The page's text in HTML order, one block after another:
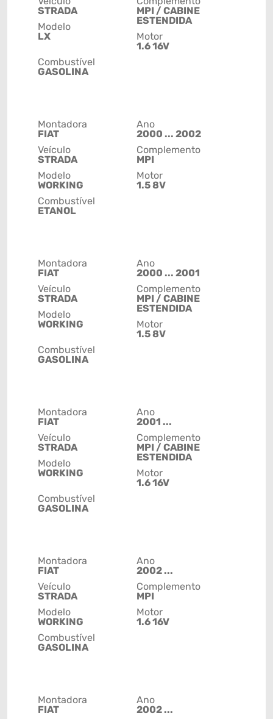
STRADA
Modelo
LX
MPI / CABINE
ESTENDIDA
Motor
1.6 16V
Combustível
GASOLINA
Montadora
FIAT
Veículo
STRADA
Modelo
WORKING
Ano
2000 ... 2002
Complemento
MPI
Motor
1.5 8V
Combustível
ETANOL
Montadora
FIAT
Veículo
STRADA
Modelo
WORKING
Ano
2000 ... 2001
Complemento
MPI / CABINE
ESTENDIDA
Motor
1.5 8V
Combustível
GASOLINA
Montadora
FIAT
Veículo
STRADA
Modelo
WORKING
Ano
2001 ...
Complemento
MPI / CABINE
ESTENDIDA
Motor
1.6 16V
Combustível
GASOLINA
Montadora
FIAT
Veículo
STRADA
Modelo
WORKING
Ano
2002 ...
Complemento
MPI
Motor
1.6 16V
Combustível
GASOLINA
Montadora
FIAT
Ano
2002 ...